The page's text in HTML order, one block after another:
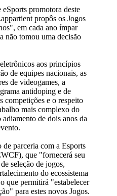
eSports promotora deste
propôs os Jogos
em cada ano ímpar
não tomou uma decisão
aos princípios
de equipes nacionais, as
de videogames, a
antidoping e de
competições e o respeito
mais complexo do
de dois anos da
parceria com a Esports
que "fornecerá seu
seleção de jogos,
do ecossistema
que permitirá "estabelecer
para estes novos Jogos.